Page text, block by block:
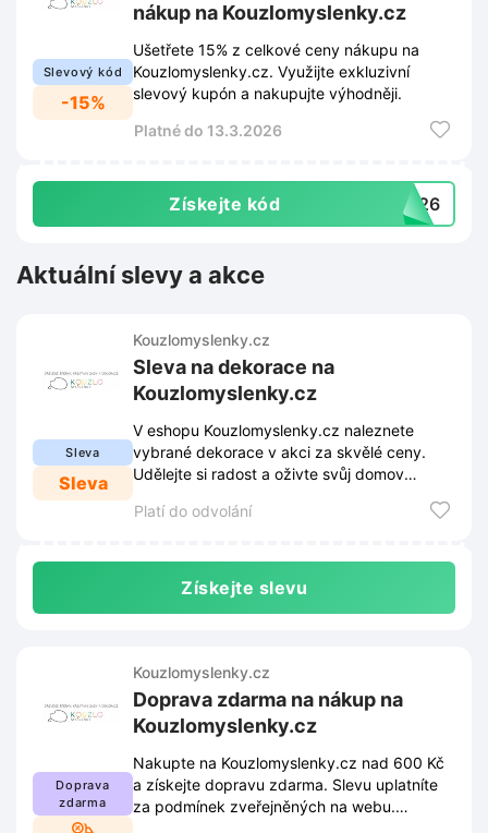
Slevový kód
-15%
nákup na Kouzlomyslenky.cz
Ušetřete 15% z celkové ceny nákupu na
Kouzlomyslenky.cz. Využijte exkluzivní
slevový kupón a nakupujte výhodněji.
Platné do 13.3.2026
Získejte kód DZ26
Aktuální slevy a akce
Sleva
Sleva
Kouzlomyslenky.cz
Sleva na dekorace na
Kouzlomyslenky.cz
V eshopu Kouzlomyslenky.cz naleznete
vybrané dekorace v akci za skvělé ceny.
Udělejte si radost a oživte svůj domov
Platí do odvolání
Získejte slevu
Doprava
zdarma
Kouzlomyslenky.cz
Doprava zdarma na nákup na
Kouzlomyslenky.cz
Nakupte na Kouzlomyslenky.cz nad 600 Kč
a získejte dopravu zdarma. Slevu uplatníte
za podmínek zveřejněných na webu.